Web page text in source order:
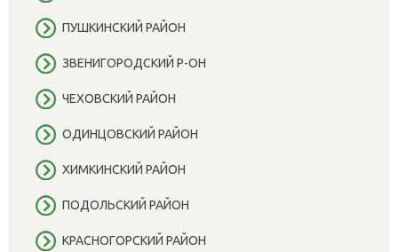
ПУШКИНСКИЙ РАЙОН
ЗВЕНИГОРОДСКИЙ Р-ОН
ЧЕХОВСКИЙ РАЙОН
ОДИНЦОВСКИЙ РАЙОН
ХИМКИНСКИЙ РАЙОН
ПОДОЛЬСКИЙ РАЙОН
КРАСНОГОРСКИЙ РАЙОН